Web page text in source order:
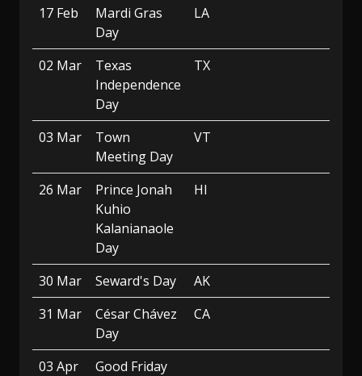
17 Feb
Mardi Gras
Day
LA
02 Mar
Texas
Independence
Day
TX
03 Mar
Town
Meeting Day
VT
26 Mar
Prince Jonah
Kuhio
Kalanianaole
Day
HI
30 Mar Seward's Day
AK
31 Mar
César Chávez
Day
CA
03 Apr
Good Friday